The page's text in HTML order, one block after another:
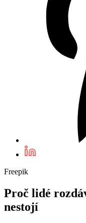
Freepik
Proč lidé
nestojí